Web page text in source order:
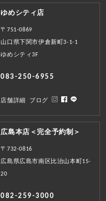
ゆめシティ店
〒751-0869
山口県下関市伊倉新町3-1-1
ゆめシティ3F
083-250-6955
店舗詳細 ブログ
広島本店＜完全予約制＞
〒732-0816
広島県広島市南区比治山本町15-
20
082-259-3000